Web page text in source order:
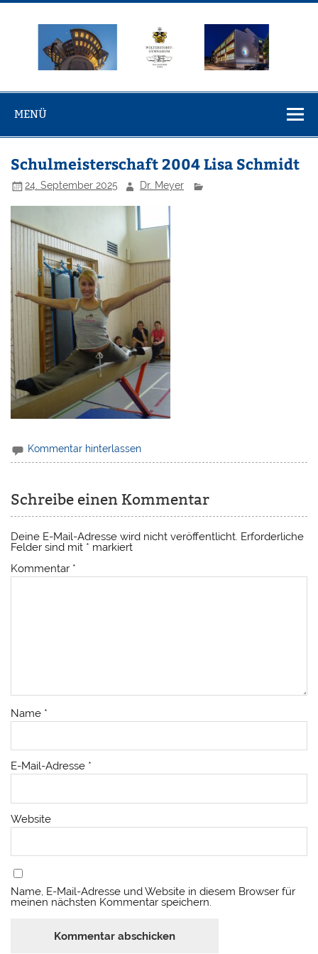
Zum
springen
Gymnasium
Ballenstedt
MENÜ
Schulmeisterschaft 2004 Lisa Schmidt
24. September 2025 Dr. Meyer
Kommentar hinterlassen
Schreibe einen Kommentar
Deine E-Mail-Adresse wird nicht veröffentlicht. Erforderliche
Felder sind mit * markiert
Kommentar *
Name *
E-Mail-Adresse *
Website
Name, E-Mail-Adresse und Website in diesem Browser für
meinen nächsten Kommentar speichern.